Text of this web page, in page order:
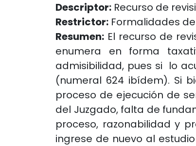
Descriptor: Recurso de
Restrictor: Formalidades
Resumen: El recurso de
enumera en forma
admisibilidad, pues si lo
(numeral 624 ibídem). Si
proceso de ejecución de
del Juzgado, falta de
proceso, razonabilidad y
ingrese de nuevo al